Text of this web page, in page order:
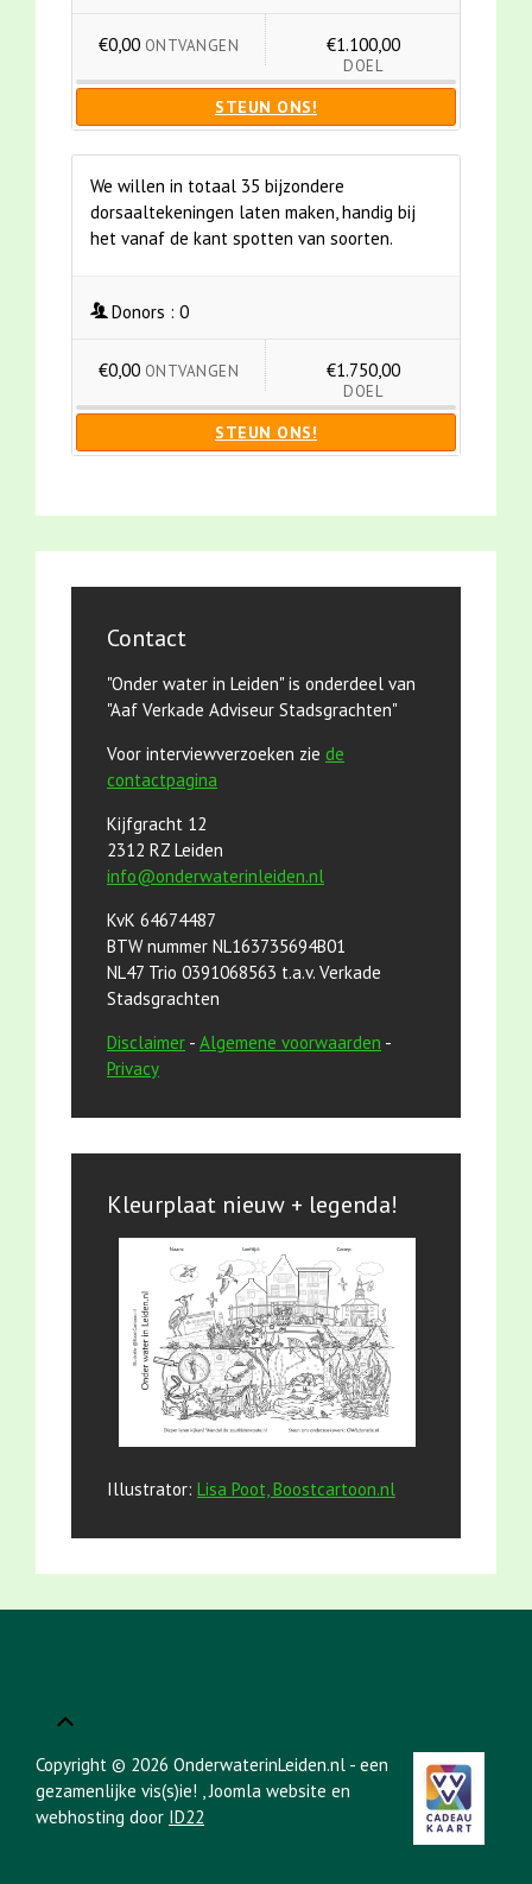
€0,00 ONTVANGEN €1.100,00
DOEL
STEUN ONS!
We willen in totaal 35 bijzondere
dorsaaltekeningen laten maken, handig bij
het vanaf de kant spotten van soorten.
Donors : 0
€0,00 ONTVANGEN €1.750,00
DOEL
STEUN ONS!
Contact
"Onder water in Leiden" is onderdeel van
"Aaf Verkade Adviseur Stadsgrachten"
Voor interviewverzoeken zie de
contactpagina
Kijfgracht 12
2312 RZ Leiden
info@onderwaterinleiden.nl
KvK 64674487
BTW nummer NL163735694B01
NL47 Trio 0391068563 t.a.v. Verkade
Stadsgrachten
Disclaimer - Algemene voorwaarden -
Privacy
Kleurplaat nieuw + legenda!
Illustrator: Lisa Poot, Boostcartoon.nl
Copyright © 2026 OnderwaterinLeiden.nl - een
gezamenlijke vis(s)ie! , Joomla website en
webhosting door ID22